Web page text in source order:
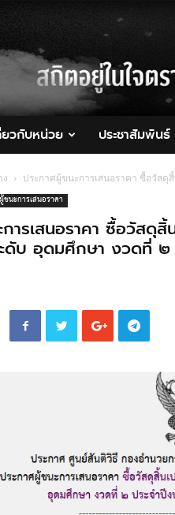
ยวกับหน่วย ประชาสัมพันธ์
ประกาศผู้ขนะการเสนอราคา ซื้อวัสดุ
นะการเสนอราคา
ารเสนอราคา ซื้อวัสดุ
ดับ อุดมศึกษา งวดที่